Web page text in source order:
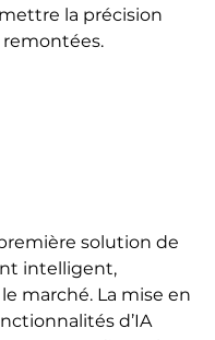
la précision
solution de
intelligent,
marché. La mise en
d’IA